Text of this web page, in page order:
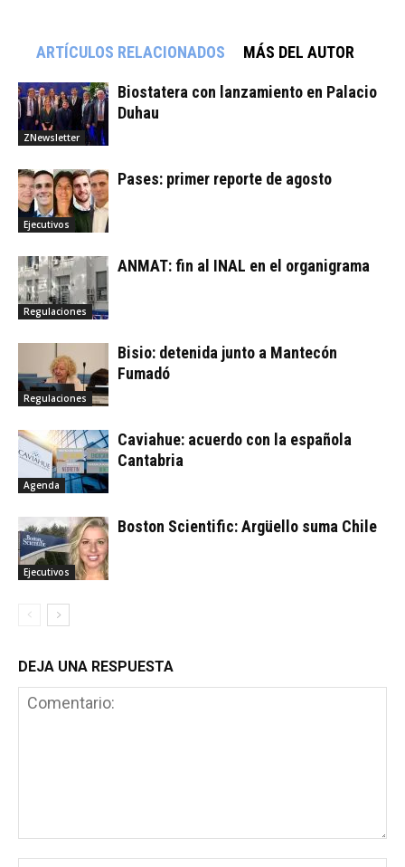
ARTÍCULOS RELACIONADOS MÁS DEL AUTOR
ZNewsletter
Biostatera con lanzamiento en Palacio
Duhau
Ejecutivos
Pases: primer reporte de agosto
Regulaciones
ANMAT: fin al INAL en el organigrama
Regulaciones
Bisio: detenida junto a Mantecón
Fumadó
Agenda
Caviahue: acuerdo con la española
Cantabria
Ejecutivos
Boston Scientific: Argüello suma Chile
DEJA UNA RESPUESTA